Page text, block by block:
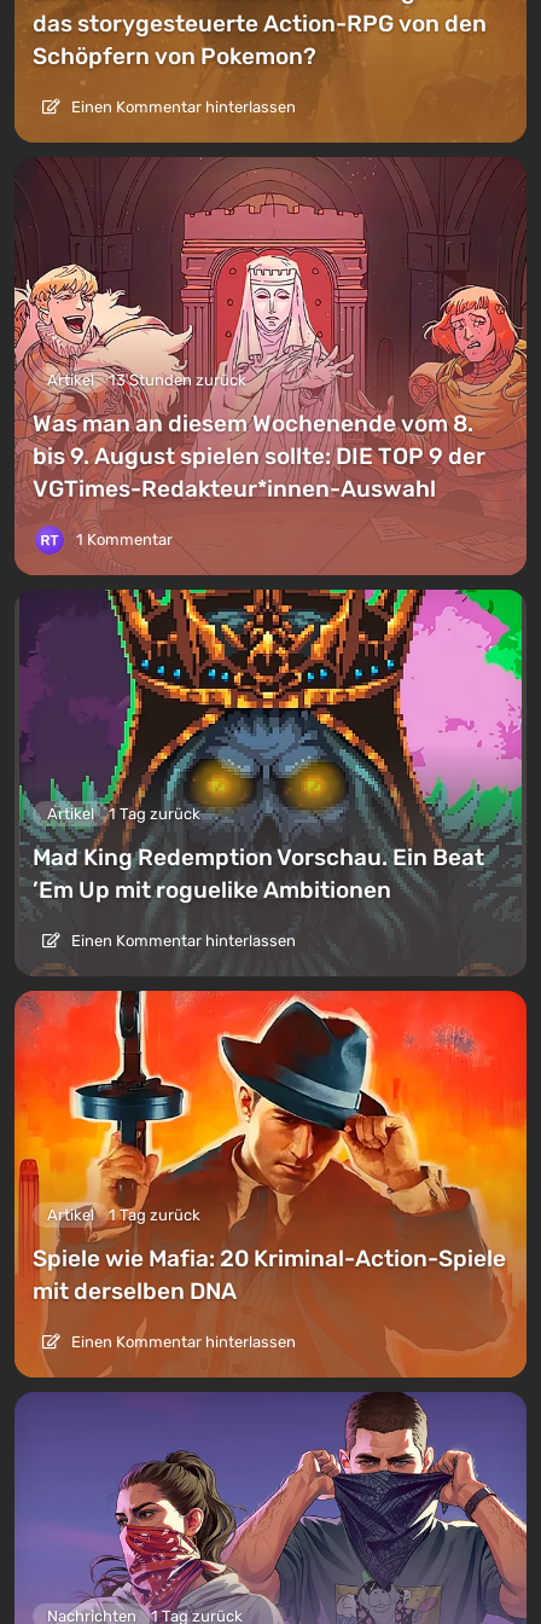
das storygesteuerte Action-RPG von den
Schöpfern von Pokemon?
Einen Kommentar hinterlassen
Artikel 13 Stunden zurück
Was man an diesem Wochenende vom 8.
bis 9. August spielen sollte: DIE TOP 9 der
VGTimes-Redakteur*innen-Auswahl
1 Kommentar
Artikel 1 Tag zurück
Mad King Redemption Vorschau. Ein Beat
’Em Up mit roguelike Ambitionen
Einen Kommentar hinterlassen
Artikel 1 Tag zurück
Spiele wie Mafia: 20 Kriminal-Action-Spiele
mit derselben DNA
Einen Kommentar hinterlassen
Nachrichten 1 Tag zurück